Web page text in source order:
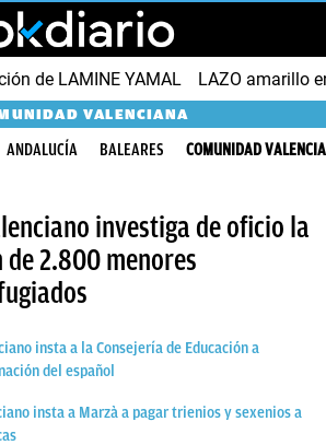
de LAMINE YAMAL LAZO amarillo
VALENCIANA
ANDALUCÍA BALEARES COMUNIDAD
investiga de oficio la
2.800 menores
insta a la Consejería de Educación a
del español
insta a Marzà a pagar trienios y sexenios a